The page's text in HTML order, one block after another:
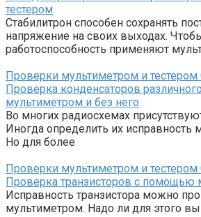
тестером
Стабилитрон способен сохранять
напряжение на своих выходах.
работоспособность применяют
Проверки мультиметром и тестером
Проверка конденсаторов
мультиметром и без него
Во многих радиосхемах
Иногда определить их исправность
Но для более
Проверки мультиметром и тестером
Проверка транзисторов с помощью
Исправность транзистора можно
мультиметром. Надо ли для этого